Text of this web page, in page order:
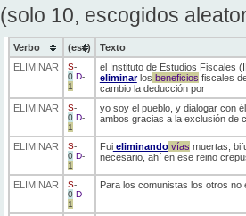
(solo 10, escogidos
Verbo (ess)
Texto
ELIMINAR
S-
0 D-
1
el Instituto de Estudios Fiscales
eliminarlos beneficios fiscales
cambio la deducción por
ELIMINAR
S-
0 D-
1
yo soy el pueblo, y dialogar con
ambos gracias a la exclusión de
ELIMINAR S-
0 D-
1
Fuieliminandovías muertas,
necesario, ahí en ese reino
ELIMINAR S-
0 D-
1
Para los comunistas los otros no